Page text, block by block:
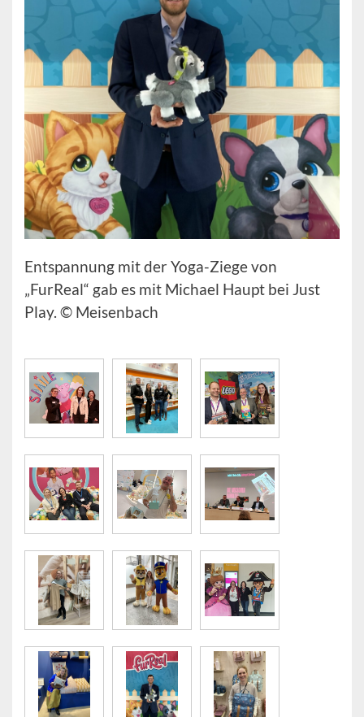
Entspannung mit der Yoga-Ziege von
„FurReal“ gab es mit Michael Haupt bei Just
Play. © Meisenbach